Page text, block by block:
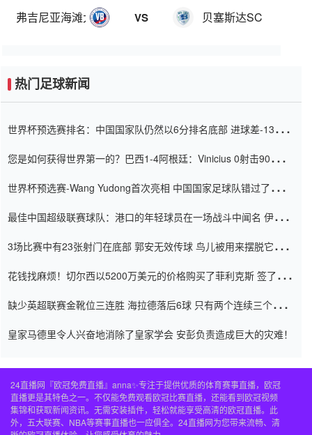
弗吉尼亚海滩大学 VS 贝塞斯达SC
热门足球新闻
世界杯预选赛排名：中国国家队仍然以6分排名底部 进球差-13令人
您是如何获得世界第一的？巴西1-4阿根廷：Vinicius 0射击90分钟
世界杯预选赛-Wang Yudong首次亮相 中国国家足球队错过了世界
最佳中国超级联赛球队：港口的年轻球员在一场战斗中闻名 伊万放
3场比赛中有23张射门在底部 郭安无效传球 鸟儿被用来摆脱它
花钱找麻烦！切尔西以5200万美元的价格购买了菲利克斯 签了7年
缺少英超联赛金靴位三连胜 海拉德落后6球 只有两个连续三个连续
皇家马德里令人兴奋地消除了皇家学会 安彭负责造成巨大的灾难！
24直播网『欧冠免费直播』anna✨专注于提供优质的体育赛事直播，欧冠
直播更是其特色之一。不仅能免费观看欧冠比赛直播，还能看到欧冠视频
集锦和获取新闻资讯。无需安装插件，轻松就能享受高清的欧冠直播。此
外，五大联赛、NBA等赛事直播也一应俱全。24直播网为您带来流畅、清